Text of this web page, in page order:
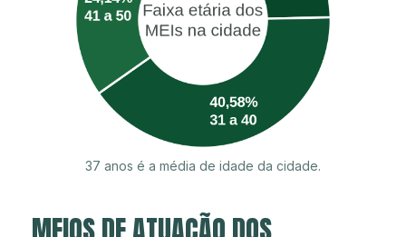
37 anos é a média de idade da cidade.